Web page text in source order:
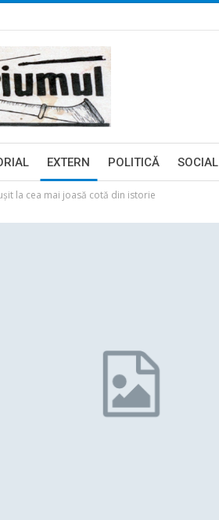
EXTERN POLITICĂ SOCIAL
la cea mai joasă cotă din istorie